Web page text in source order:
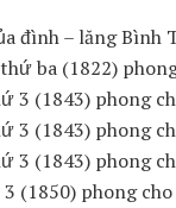
đình – lăng Bình
ba (1822)
3 (1843) phong
3 (1843) phong
3 (1843) phong
(1850) phong